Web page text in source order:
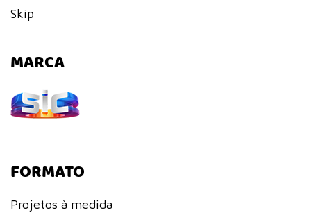
Skip
MARCA
FORMATO
Projetos à medida